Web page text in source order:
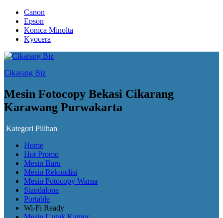
Canon
Epson
Konica Minolta
Kyocera
Cikarang Biz
Mesin Fotocopy Bekasi Cikarang
Karawang Purwakarta
Kategori Pilihan
Home
Hot Promo
Mesin Baru
Mesin Rekondisi
Mesin Fotocopy Warna
Standalone
Portable
Wi-Fi Ready